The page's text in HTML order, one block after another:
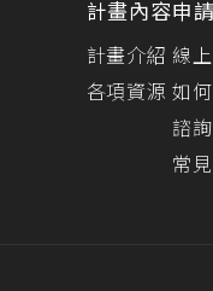
計畫內容
計畫介紹
各項資源
申
線
如
諮
常